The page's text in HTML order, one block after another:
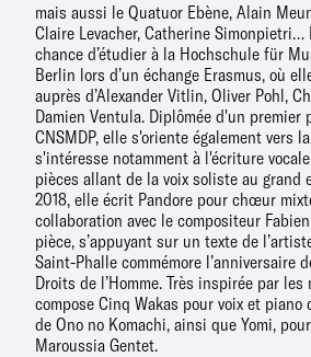
mais aussi le Quatuor Ebène, Alain
Claire Levacher, Catherine Simonpietri…
chance d’étudier à la Hochschule für
Berlin lors d’un échange Erasmus, où
auprès d’Alexander Vitlin, Oliver Pohl,
Damien Ventula. Diplômée d'un premier
CNSMDP, elle s'oriente également vers
s'intéresse notamment à l'écriture
pièces allant de la voix soliste au grand
2018, elle écrit Pandore pour chœur
collaboration avec le compositeur
pièce, s’appuyant sur un texte de
Saint-Phalle commémore l’anniversaire
Droits de l’Homme. Très inspirée par
compose Cinq Wakas pour voix et piano
de Ono no Komachi, ainsi que Yomi,
Maroussia Gentet.